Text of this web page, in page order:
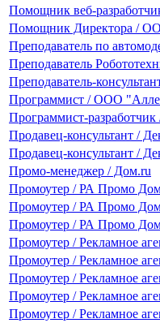
Помощник веб-
Помощник Директора /
Преподаватель по
Преподаватель
Преподаватель-
Программист / ООО
Программист-
Продавец-консультант /
Продавец-консультант /
Промо-менеджер / Дом.ru
Промоутер / РА Промо
Промоутер / РА Промо
Промоутер / РА Промо
Промоутер / Рекламное
Промоутер / Рекламное
Промоутер / Рекламное
Промоутер / Рекламное
Промоутер / Рекламное